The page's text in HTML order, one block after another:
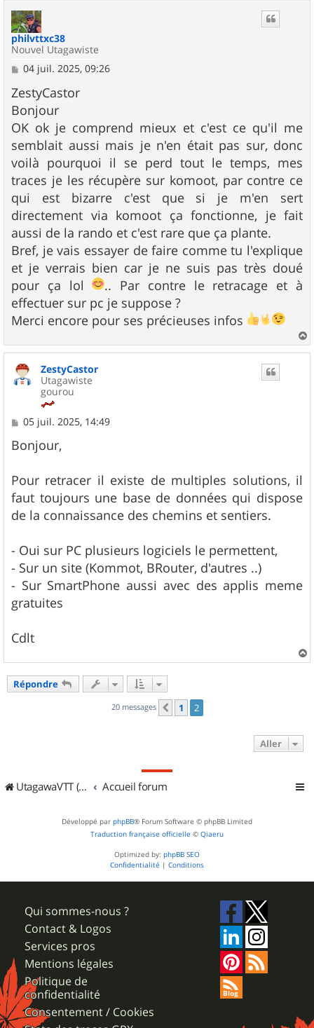
philvttxc38
Nouvel Utagawiste
M
s
s
a
g
e
04 juil. 2025, 09:26
ZestyCastor
Bonjour
OK ok je comprend mieux et c'est ce qu'il me
semblait aussi mais je n'en était pas sur, donc
voilà pourquoi il se perd tout le temps, mes
traces je les récupère sur komoot, par contre ce
qui est bizarre c'est que si je m'en sert
directement via komoot ça fonctionne, je fait
aussi de la rando et c'est rare que ça plante.
Bref, je vais essayer de faire comme tu l'explique
et je verrais bien car je ne suis pas très doué
pour ça lol
.. Par contre le retracage et à
effectuer sur pc je suppose ?
Merci encore pour ses précieuses infos
a
ZestyCastor
Utagawiste
gourou
M
s
s
g
e
05 juil. 2025, 14:49
Bonjour,
Pour retracer il existe de multiples solutions, il
faut toujours une base de données qui dispose
de la connaissance des chemins et sentiers.
- Oui sur PC plusieurs logiciels le permettent,
- Sur un site (Kommot, BRouter, d'autres ..)
- Sur SmartPhone aussi avec des applis meme
gratuites
Cdlt
a
Répondre
20 messages Précédent
1 2
Aller
UtagawaVTT (Randos VTT et VTTAE avec traces GPS) Accueil forum
Développé par phpBB® Forum Software © phpBB Limited
Traduction française officielle © Qiaeru
Optimized by: phpBB SEO
Confidentialité | Conditions
Qui sommes-nous ?
Contact & Logos
Services pros
Mentions légales
Politique de
confidentialité
Consentement / Cookies